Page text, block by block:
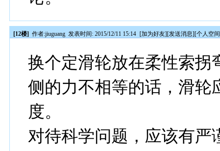
[12楼] 作者:jiuguang 发表时间: 2015/12/11 15:14 [加为好友][发送消息][个人空间
换个定滑轮放在柔性索拐
侧的力不相等的话，滑轮
度。
对待科学问题，应该有严